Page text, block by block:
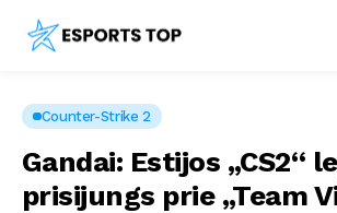
Counter-Strike 2
Gandai: Estijos „CS2“
prisijungs prie „Team